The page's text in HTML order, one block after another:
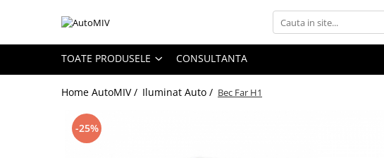
Toate Produsele
Oferta Saptamanii
Butoane Geam
TOATE PRODUSELE CONSULTANTA
Home AutoMIV / Iluminat Auto / Bec Far H1
-25%